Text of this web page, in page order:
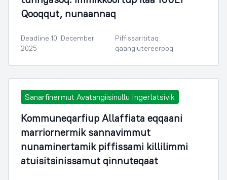
Qooqqut, nunaannaq
Deadline 10. December
2025
Piffissarititaq
qaangiutereerpoq
Sanarfinermut Avatangiisinullu Ingerlatsivik
Kommuneqarfiup Allaffiata eqqaani
marriornermik sannavimmut
nunaminertamik piffissami killilimmi
atuisitsinissamut qinnuteqaat